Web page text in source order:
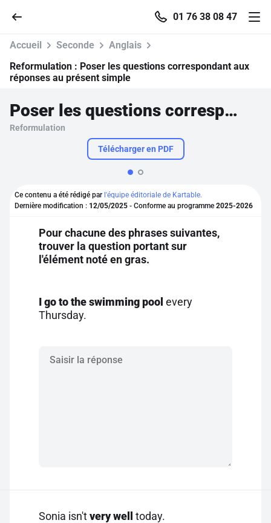
01 76 38 08 47
Parcourir
Se connecter
S'inscrire gratuitement
Pour profiter de 10 contenus offerts.
Accueil Seconde
Anglais
Reformulation : Poser les questions correspondant aux
réponses au présent simple
Poser les questions correspondant aux réponses au présent simple
Reformulation
Télécharger en PDF
Ce contenu a été rédigé par l'équipe éditoriale de Kartable.
Dernière modification : 12/05/2025 - Conforme au programme 2025-2026
Pour chacune des phrases suivantes,
trouver la question portant sur
l'élément noté en gras.
I go to the swimming pool every
Thursday.
Sonia isn'tvery well today.